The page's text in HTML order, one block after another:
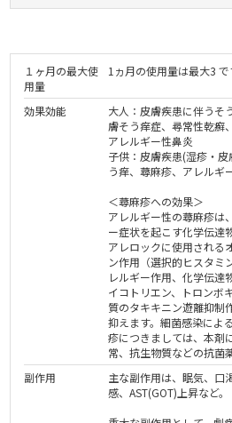
１ヶ月の最大使
用量
1ヵ月の使用量は最大3 で
効果効能
大人：皮膚疾患に伴うそ
膚そう痒症、尋常性乾癬
アレルギー性鼻炎
子供：皮膚疾患(湿疹・
う痒、蕁麻疹、アレルギ
＜蕁麻疹への効果＞
アレルギー性の蕁麻疹は
ー症状を起こす化学伝達
アレロックに使用される
ン作用（選択的ヒスタミ
レルギー作用、化学伝達
イコトリエン、トロンボ
質のタキキニン遊離抑制
抑えます。細菌感染によ
疹につきましては、本剤
常、抗生物質などの抗菌
副作用
主な副作用は、眠気、口
感、AST(GOT)上昇など。